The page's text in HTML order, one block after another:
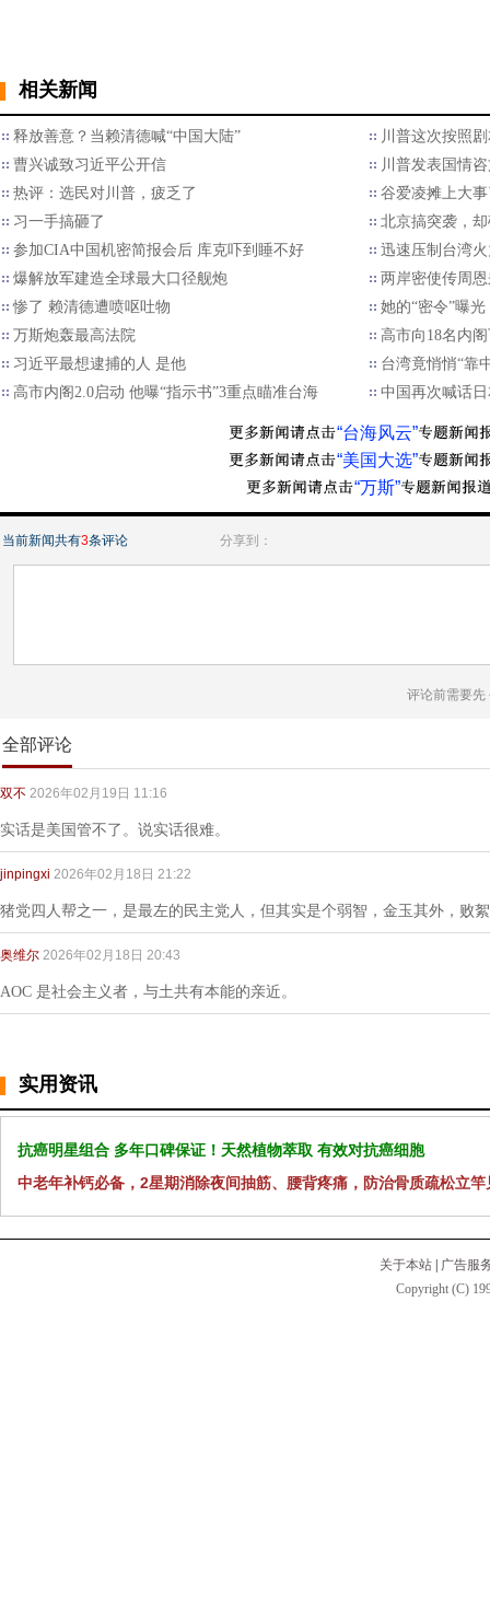
相关新闻
释放善意？当赖清德喊“中国大陆”
川普这次按照
曹兴诚致习近平公开信
川普发表国情
热评：选民对川普，疲乏了
谷爱凌摊上大
习一手搞砸了
北京搞突袭，
参加CIA中国机密简报会后 库克吓到睡不好
迅速压制台湾
爆解放军建造全球最大口径舰炮
两岸密使传周
惨了 赖清德遭喷呕吐物
她的“密令”曝
万斯炮轰最高法院
高市向18名内
习近平最想逮捕的人 是他
台湾竟悄悄“靠
高市内阁2.0启动 他曝“指示书”3重点瞄准台海
中国再次喊话
“台海风云”
“美国大选”
“万斯”
当前新闻共有3条评论 分享到：
评论前需要先
全部评论
双不 2026年02月19日 11:16
实话是美国管不了。说实话很难。
jinpingxi 2026年02月18日 21:22
猪党四人帮之一，是最左的民主党人，但其实是个弱智，金玉其外，败
奥维尔 2026年02月18日 20:43
AOC 是社会主义者，与土共有本能的亲近。
实用资讯
抗癌明星组合 多年口碑保证！天然植物萃取 有效对抗癌细胞
中老年补钙必备，2星期消除夜间抽筋、腰背疼痛，防治骨质疏松立竿
关于本站 | 广告服
Copyright (C)